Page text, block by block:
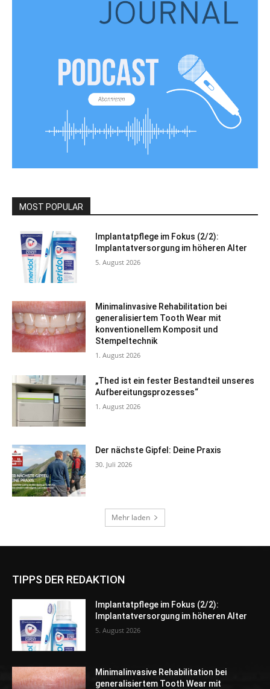
TIPPS DER REDAKTION
Implantatpflege im Fokus (2/2):
Implantatversorgung im höheren Alter
5. August 2026
Minimalinvasive Rehabilitation bei
generalisiertem Tooth Wear mit